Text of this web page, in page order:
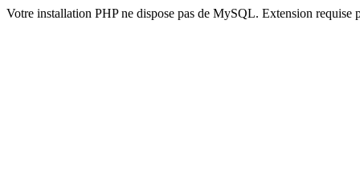
Votre installation PHP ne dispose pas de MySQL. Extension requise